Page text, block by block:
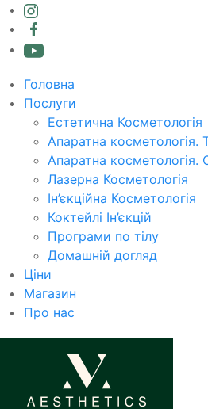
Головна
Послуги
Естетична Косметологія
Апаратна косметологія.
Апаратна косметологія.
Лазерна Косметологія
Ін’єкційна Косметологія
Коктейлі Ін’єкцій
Програми по тілу
Домашній догляд
Ціни
Магазин
Про нас